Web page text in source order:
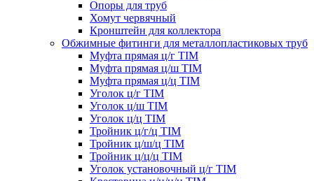
Опоры для труб
Хомут червячный
Кронштейн для коллектора
Обжимные фитинги для металлопластиковых труб
Муфта прямая ц/г TIM
Муфта прямая ц/ш TIM
Муфта прямая ц/ц TIM
Уголок ц/г TIM
Уголок ц/ш TIM
Уголок ц/ц TIM
Тройник ц/г/ц TIM
Тройник ц/ш/ц TIM
Тройник ц/ц/ц TIM
Уголок установочный ц/г TIM